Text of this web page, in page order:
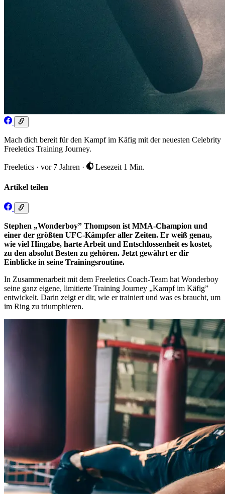
Mach dich bereit für den Kampf im Käfig mit der neuesten Celebrity
Freeletics Training Journey.
Freeletics · vor 7 Jahren · Lesezeit 1 Min.
Artikel teilen
Stephen „Wonderboy” Thompson ist MMA-Champion und
einer der größten UFC-Kämpfer aller Zeiten. Er weiß genau,
wie viel Hingabe, harte Arbeit und Entschlossenheit es kostet,
zu den absolut Besten zu gehören. Jetzt gewährt er dir
Einblicke in seine Trainingsroutine.
In Zusammenarbeit mit dem Freeletics Coach-Team hat Wonderboy
seine ganz eigene, limitierte Training Journey „Kampf im Käfig”
entwickelt. Darin zeigt er dir, wie er trainiert und was es braucht, um
im Ring zu triumphieren.